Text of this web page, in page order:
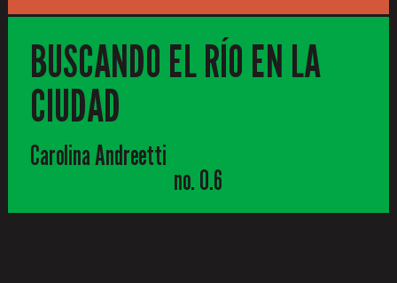
BUSCANDO EL RÍO EN LA
CIUDAD
Carolina Andreetti
no. 0.6